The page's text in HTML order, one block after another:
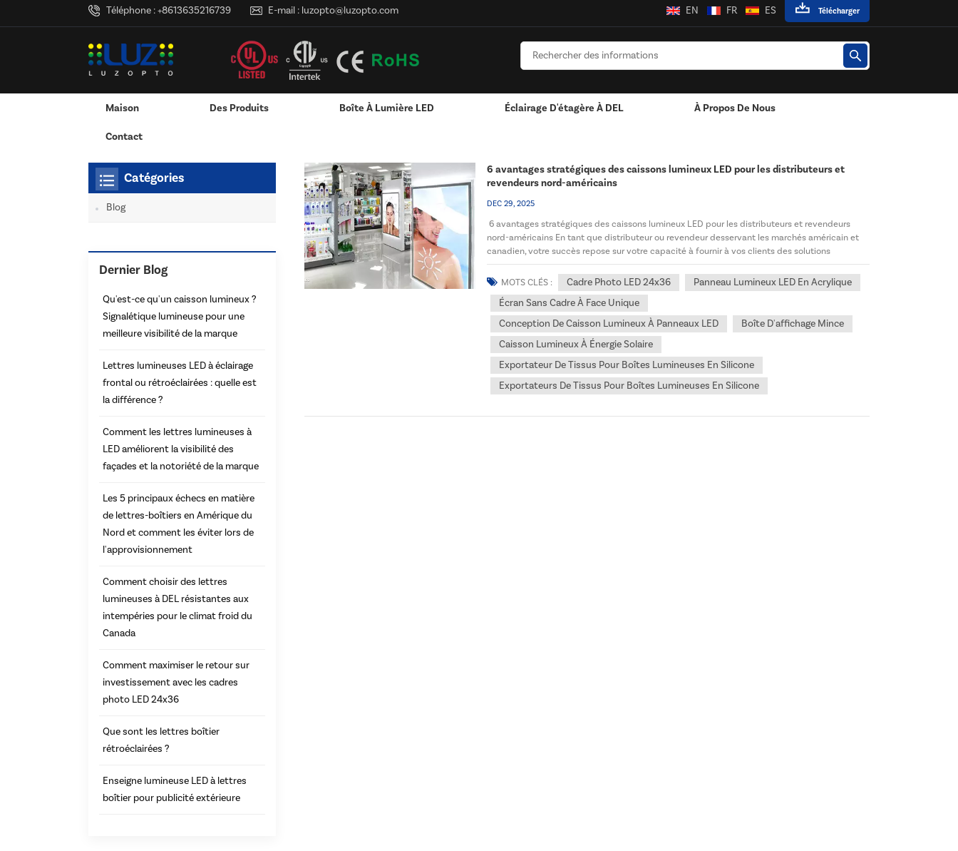
Téléphone :+8613635216739 E-mail : luzopto@luzopto.com Télécharger
EN FR ES
Maison Des Produits Boîte À Lumière LED Éclairage D'étagère À DEL À Propos De Nous
Contact
6 avantages stratégiques des caissons lumineux LED pour les distributeurs et
revendeurs nord-américains
DEC 29, 2025
6 avantages stratégiques des caissons lumineux LED pour les distributeurs et revendeurs
nord-américains En tant que distributeur ou revendeur desservant les marchés américain et
canadien, votre succès repose sur votre capacité à fournir à vos clients des solutions
d'affichage innovantes, fiables et...
MOTS CLÉS :
Cadre Photo LED 24x36
Panneau Lumineux LED En Acrylique
Écran Sans Cadre À Face Unique
Conception De Caisson Lumineux À Panneaux LED
Boîte D'affichage Mince
Caisson Lumineux À Énergie Solaire
Exportateur De Tissus Pour Boîtes Lumineuses En Silicone
Exportateurs De Tissus Pour Boîtes Lumineuses En Silicone
Catégories
Blog
Dernier Blog
Qu'est-ce qu'un caisson lumineux ?
Signalétique lumineuse pour une
meilleure visibilité de la marque
Lettres lumineuses LED à éclairage
frontal ou rétroéclairées : quelle est
la différence ?
Comment les lettres lumineuses à
LED améliorent la visibilité des
façades et la notoriété de la marque
Les 5 principaux échecs en matière
de lettres-boîtiers en Amérique du
Nord et comment les éviter lors de
l'approvisionnement
Comment choisir des lettres
lumineuses à DEL résistantes aux
intempéries pour le climat froid du
Canada
Comment maximiser le retour sur
investissement avec les cadres
photo LED 24x36
Que sont les lettres boîtier
rétroéclairées ?
Enseigne lumineuse LED à lettres
boîtier pour publicité extérieure